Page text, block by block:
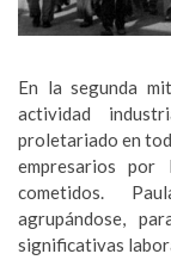
En la segunda
actividad
proletariado en
empresarios por
cometidos.
agrupándose,
significativas